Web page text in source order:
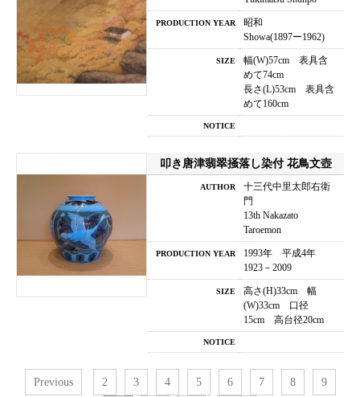
PRODUCTION YEAR
昭和
Showa(1897ー1962)
SIZE
幅(W)57cm 表具含
めて74cm
長さ(L)53cm 表具含
めて160cm
NOTICE
叩き唐津翡翠掻落し染付 花鳥文壺
AUTHOR
十三代中里太郎右衛
門
13th Nakazato
Taroemon
PRODUCTION YEAR
1993年 平成4年
1923－2009
SIZE
高さ(H)33cm 幅
(W)33cm 口径
15cm 高台径20cm
NOTICE
Previous 2 3 4 5 6 7 8 9